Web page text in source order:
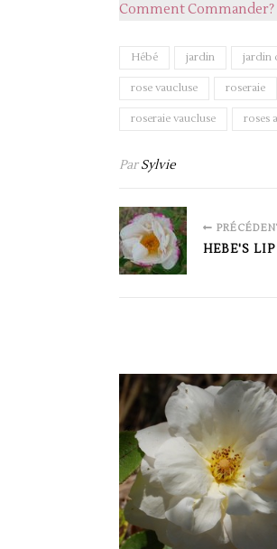
Comment Commander?
Hébé jardin jardin
rose vaucluse roseraie
roseraie vaucluse roses
ParSylvie
HEBE'S LIP